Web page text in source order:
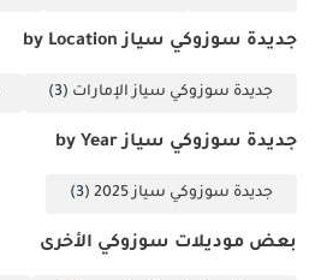
التواصل معنا اليوم.
جديدة سوزوكي سياز by Location
جديدة سوزوكي سياز الإمارات (3)
جديدة سوزوكي سياز by Year
جديدة سوزوكي سياز 2025 (3)
بعض موديلات سوزوكي الأخرى